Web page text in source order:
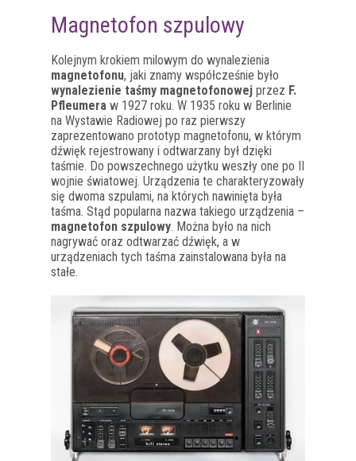
Magnetofon szpulowy
Kolejnym krokiem milowym do wynalezienia
magnetofonu, jaki znamy współcześnie było
wynalezienie taśmy magnetofonowej przez F.
Pfleumera w 1927 roku. W 1935 roku w Berlinie
na Wystawie Radiowej po raz pierwszy
zaprezentowano prototyp magnetofonu, w którym
dźwięk rejestrowany i odtwarzany był dzięki
taśmie. Do powszechnego użytku weszły one po II
wojnie światowej. Urządzenia te charakteryzowały
się dwoma szpulami, na których nawinięta była
taśma. Stąd popularna nazwa takiego urządzenia –
magnetofon szpulowy. Można było na nich
nagrywać oraz odtwarzać dźwięk, a w
urządzeniach tych taśma zainstalowana była na
stałe.